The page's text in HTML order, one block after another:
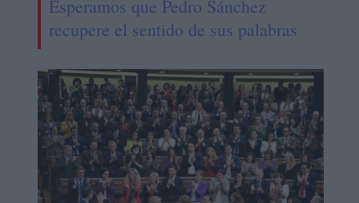
Esperamos que Pedro Sánchez
recupere el sentido de sus palabras